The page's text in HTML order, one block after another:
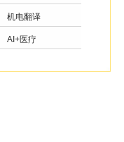
机电翻译
AI+医疗